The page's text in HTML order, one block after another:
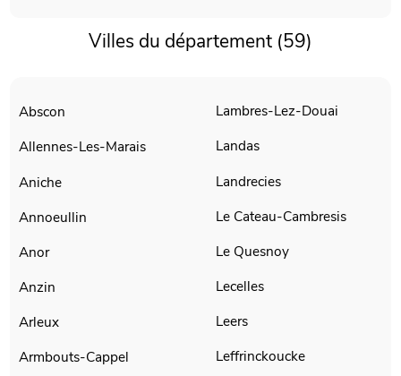
Villes du département (59)
Abscon
Allennes-Les-Marais
Aniche
Annoeullin
Anor
Anzin
Arleux
Armbouts-Cappel
Lambres-Lez-Douai
Landas
Landrecies
Le Cateau-Cambresis
Le Quesnoy
Lecelles
Leers
Leffrinckoucke